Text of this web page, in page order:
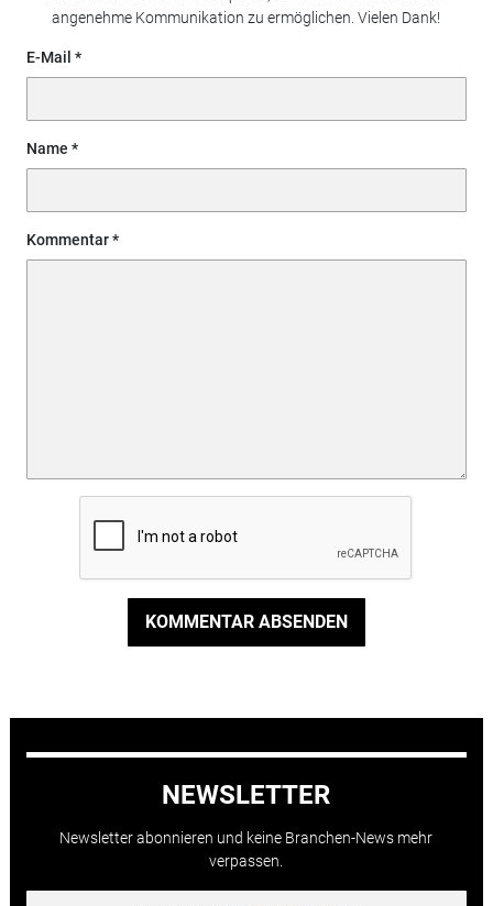
angenehme Kommunikation zu ermöglichen. Vielen Dank!
E-Mail
Name
Kommentar
KOMMENTAR ABSENDEN
NEWSLETTER
Newsletter abonnieren und keine Branchen-News mehr
verpassen.